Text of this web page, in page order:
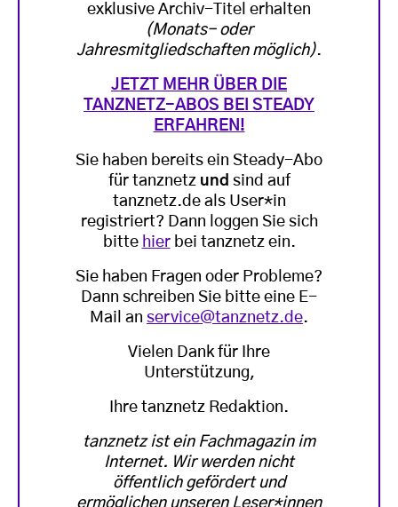
exklusive Archiv-Titel erhalten
(Monats- oder
Jahresmitgliedschaften möglich).
JETZT MEHR ÜBER DIE
TANZNETZ-ABOS BEI STEADY
ERFAHREN!
Sie haben bereits ein Steady-Abo
für tanznetz und sind auf
tanznetz.de als User*in
registriert? Dann loggen Sie sich
bitte hierbei tanznetz ein.
Sie haben Fragen oder Probleme?
Dann schreiben Sie bitte eine E-
Mail an service@tanznetz.de.
Vielen Dank für Ihre
Unterstützung,
Ihre tanznetz Redaktion.
tanznetz ist ein Fachmagazin im
Internet. Wir werden nicht
öffentlich gefördert und
ermöglichen unseren Leser*innen